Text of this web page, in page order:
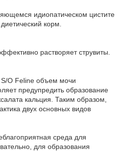
идиопатическом цистите
корм.
растворяет струвиты.
O Feline объем мочи
предупредить образование
кальция. Таким образом,
двух основных видов
среда для
для образования